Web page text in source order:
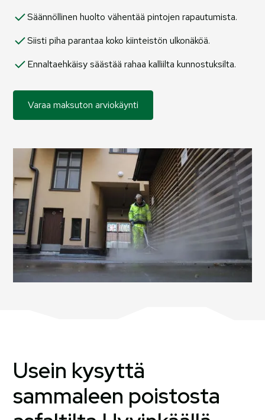
Säännöllinen huolto vähentää pintojen rapautumista.
Siisti piha parantaa koko kiinteistön ulkonäköä.
Ennaltaehkäisy säästää rahaa kalliilta kunnostuksilta.
Varaa maksuton arviokäynti
Usein kysyttä
sammaleen poistosta